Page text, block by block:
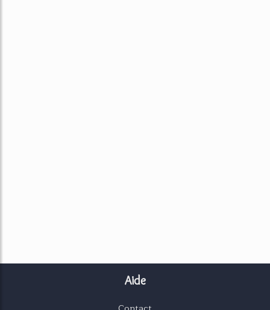
Aide